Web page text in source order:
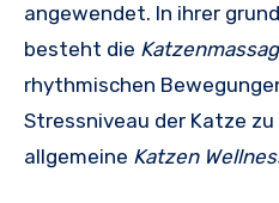
angewendet. In ihrer
besteht die
rhythmischen
Stressniveau der Katze
allgemeine Katzen